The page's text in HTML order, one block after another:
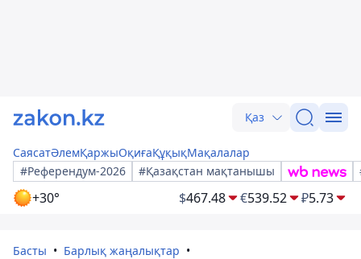
Қаз
СаясатӘлемҚаржыОқиғаҚұқықМақалалар
#Референдум-2026
#Қазақстан мақтанышы
+30° $467.48 €539.52 ₽5.73
Басты
Барлық жаңалықтар